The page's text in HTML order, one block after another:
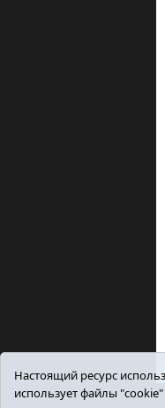
Настоящий ресурс
использует файлы